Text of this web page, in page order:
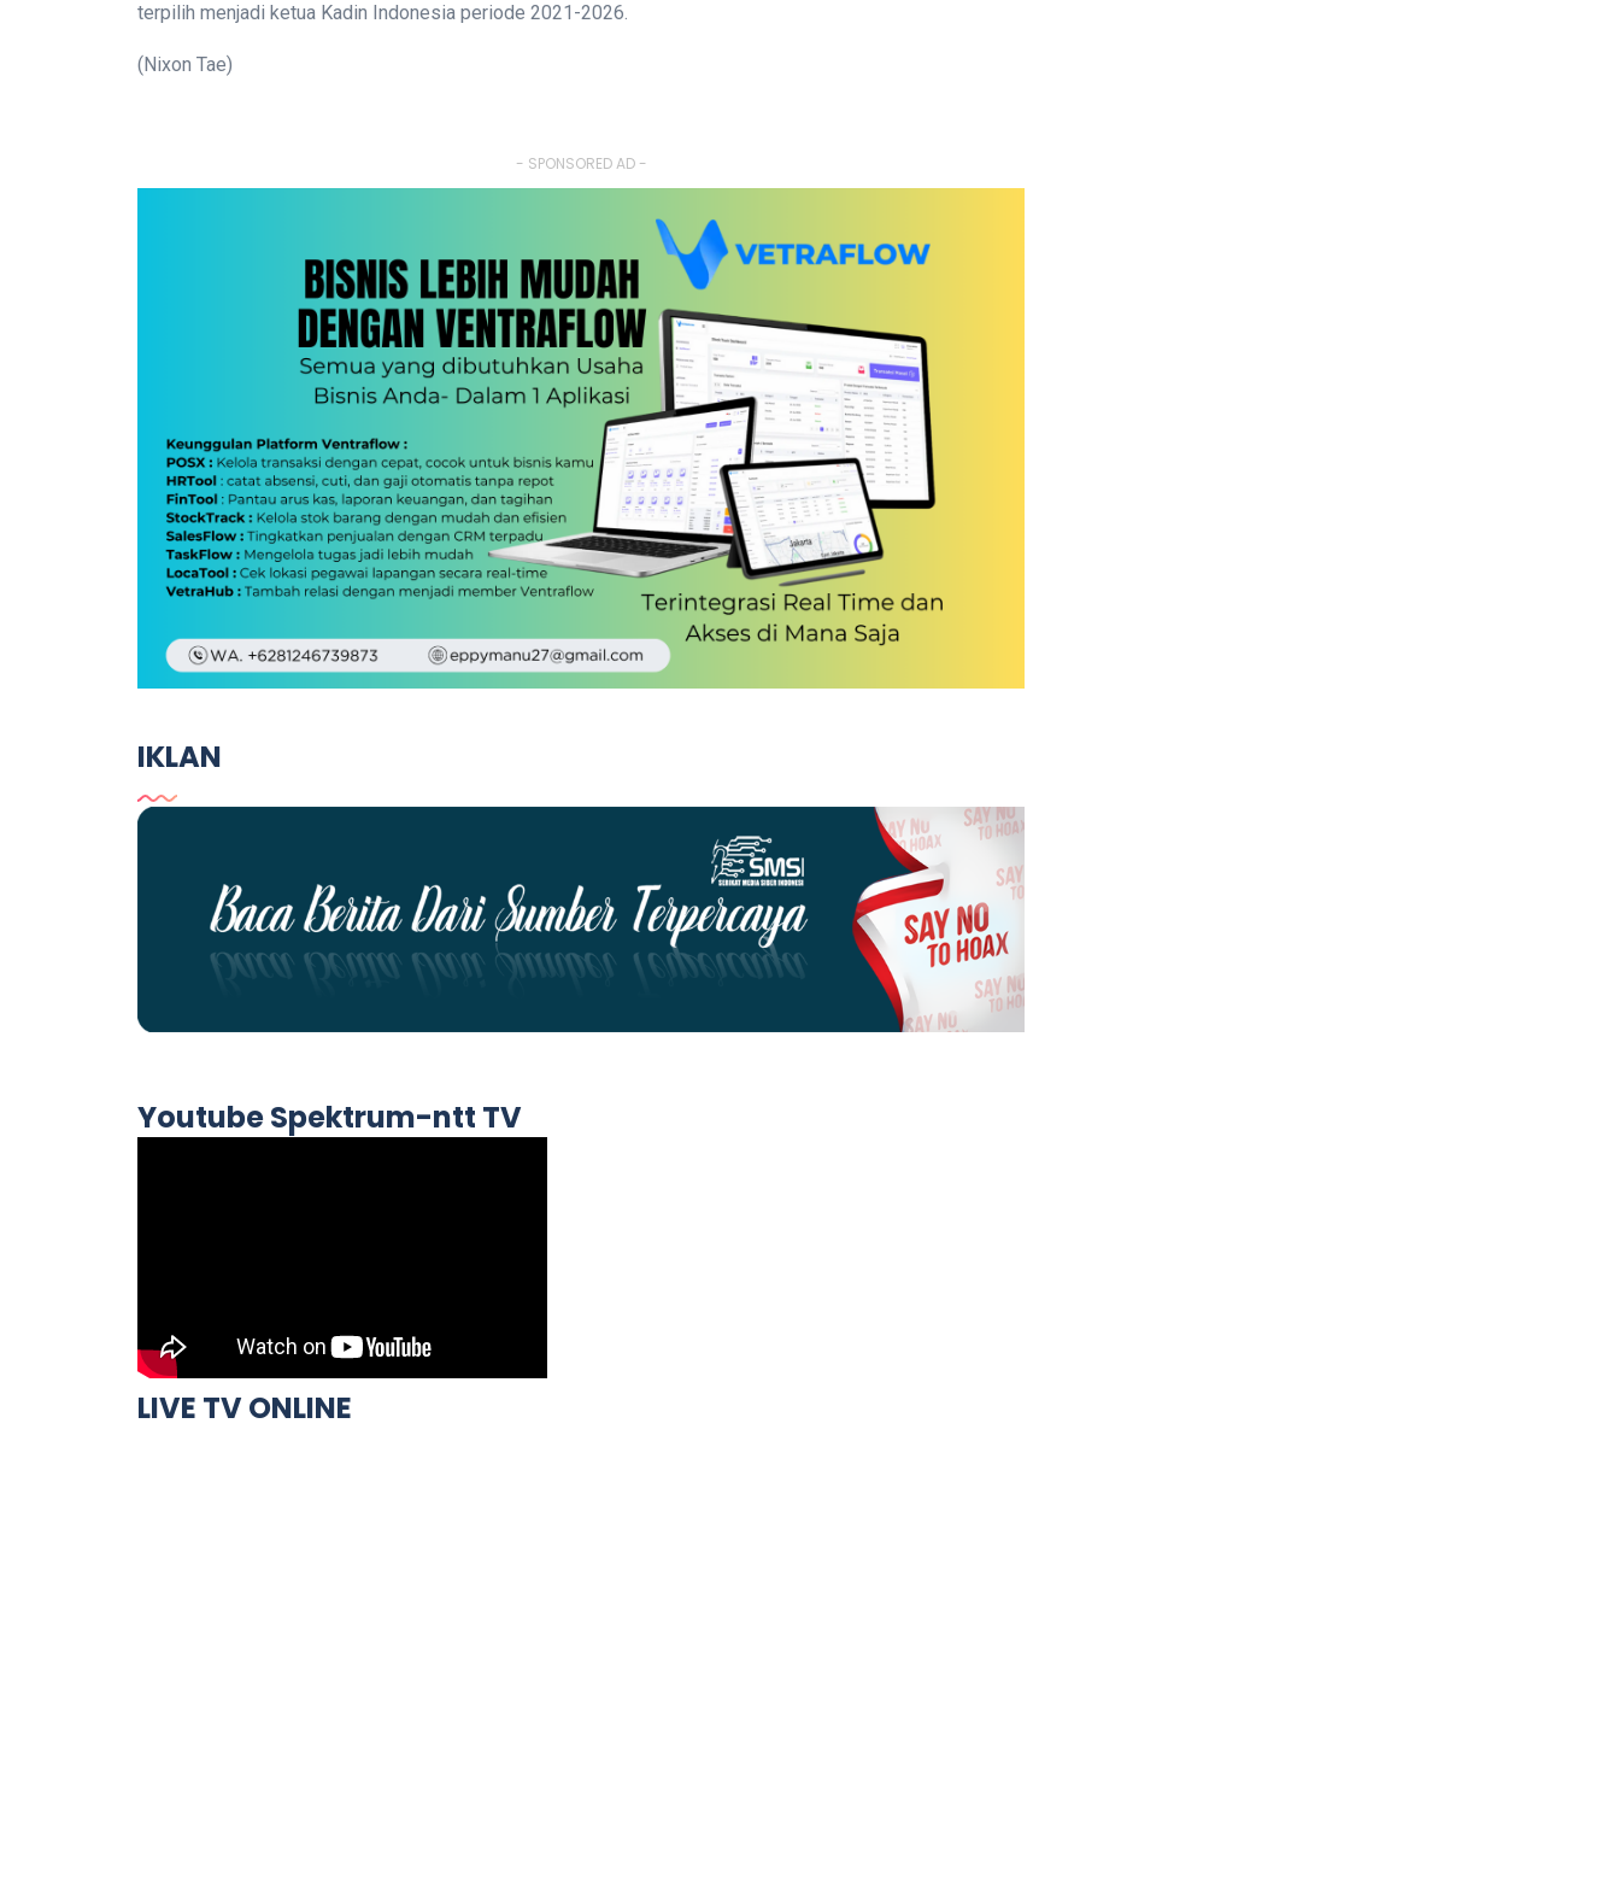
terpilih menjadi ketua Kadin Indonesia periode 2021-2026.
(Nixon Tae)
- SPONSORED AD -
IKLAN
Youtube Spektrum-ntt TV
LIVE TV ONLINE